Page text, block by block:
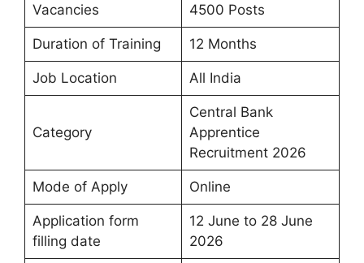
Vacancies 4500 Posts
Duration of Training 12 Months
Job Location All India
Category
Central Bank
Apprentice
Recruitment 2026
Mode of Apply Online
Application form
filling date
12 June to 28 June
2026